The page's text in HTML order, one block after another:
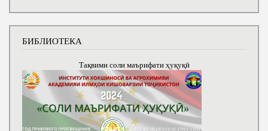
БИБЛИОТЕКА
Тақвими соли маърифати ҳуқуқӣ